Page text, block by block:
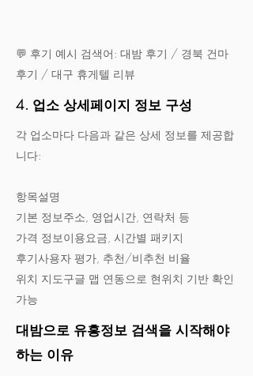
💬 후기 예시 검색어: 대밤 후기 / 경북 건마
후기 / 대구 휴게텔 리뷰
4. 업소 상세페이지 정보 구성
각 업소마다 다음과 같은 상세 정보를 제공합
니다:
항목설명
기본 정보주소, 영업시간, 연락처 등
가격 정보이용요금, 시간별 패키지
후기사용자 평가, 추천/비추천 비율
위치 지도구글 맵 연동으로 현위치 기반 확인
가능
대밤으로 유흥정보 검색을 시작해야
하는 이유